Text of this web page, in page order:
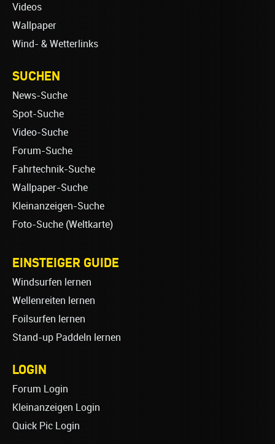
Videos
Wallpaper
Wind- & Wetterlinks
SUCHEN
News-Suche
Spot-Suche
Video-Suche
Forum-Suche
Fahrtechnik-Suche
Wallpaper-Suche
Kleinanzeigen-Suche
Foto-Suche (Weltkarte)
EINSTEIGER GUIDE
Windsurfen lernen
Wellenreiten lernen
Foilsurfen lernen
Stand-up Paddeln lernen
LOGIN
Forum Login
Kleinanzeigen Login
Quick Pic Login